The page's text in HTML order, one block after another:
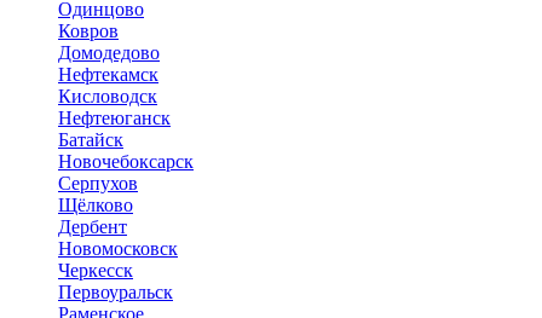
Одинцово
Ковров
Домодедово
Нефтекамск
Кисловодск
Нефтеюганск
Батайск
Новочебоксарск
Серпухов
Щёлково
Дербент
Новомосковск
Черкесск
Первоуральск
Раменское